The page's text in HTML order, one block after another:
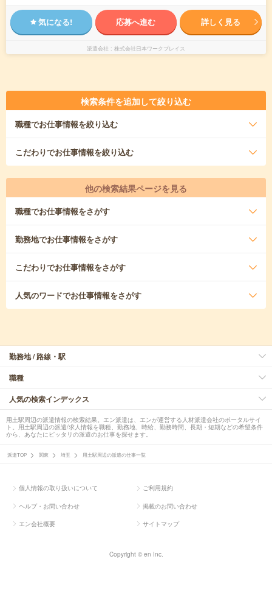
気になる! 応募へ進む 詳しく見る
派遣会社 株式会社日本ワークプレイス
検索条件を追加して絞り込む
職種でお仕事情報を絞り込む
こだわりでお仕事情報を絞り込む
他の検索結果ページを見る
職種でお仕事情報をさがす
勤務地でお仕事情報をさがす
こだわりでお仕事情報をさがす
人気のワードでお仕事情報をさがす
勤務地 / 路線・駅
職種
人気の検索インデックス
用土駅周辺の派遣情報の検索結果。エン派遣は、エンが運営する人材派遣会社のポータルサイ
ト。用土駅周辺の派遣/求人情報を職種、勤務地、時給、勤務時間、長期・短期などの希望条件
から、あなたにピッタリの派遣のお仕事を探せます。
派遣TOP 関東 埼玉 用土駅周辺の派遣の仕事一覧
個人情報の取り扱いについて ご利用規約
ヘルプ・お問い合わせ 掲載のお問い合わせ
エン会社概要 サイトマップ
Copyright © en Inc.